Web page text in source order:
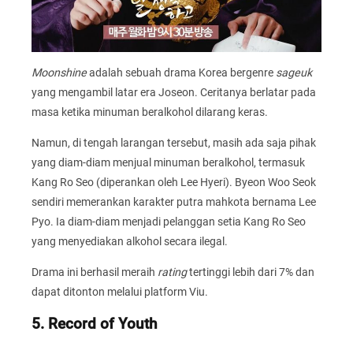
Moonshineadalah sebuah drama Korea bergenre sageuk
yang mengambil latar era Joseon. Ceritanya berlatar pada
masa ketika minuman beralkohol dilarang keras.
Namun, di tengah larangan tersebut, masih ada saja pihak
yang diam-diam menjual minuman beralkohol, termasuk
Kang Ro Seo (diperankan oleh Lee Hyeri). Byeon Woo Seok
sendiri memerankan karakter putra mahkota bernama Lee
Pyo. Ia diam-diam menjadi pelanggan setia Kang Ro Seo
yang menyediakan alkohol secara ilegal.
Drama ini berhasil meraih ratingtertinggi lebih dari 7% dan
dapat ditonton melalui platform Viu.
5. Record of Youth